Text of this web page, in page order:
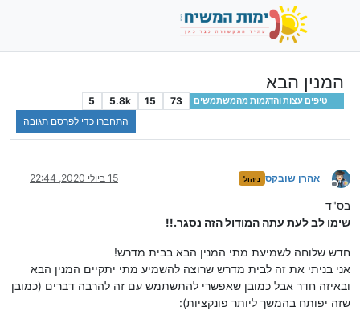
המנין הבא
טיפים עצות והדגמות מהמשתמשים 73
15
5.8k
5
התחברו כדי לפרסם תגובה
מנותק
אהרן שובקס ניהול 15 ביולי 2020, 22:44
בס"ד
שימו לב לעת עתה המודול הזה נסגר.!!
חדש שלוחה לשמיעת מתי המנין הבא בבית מדרש!
אני בניתי את זה לבית מדרש שרוצה להשמיע מתי יתקיים המנין הבא
ובאיזה חדר אבל כמובן שאפשרי להתשתמש עם זה להרבה דברים (כמובן
שזה יפותח בהמשך ליותר פונקציות):